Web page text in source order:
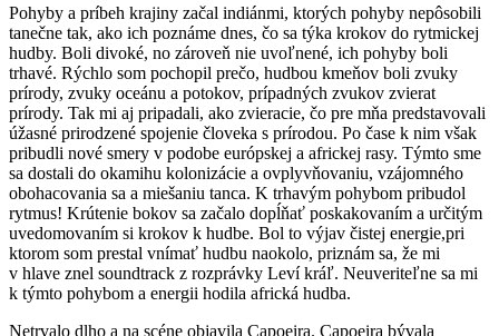
Pohyby a príbeh krajiny začal indiánmi, ktorých pohyby nepôsobili
tanečne tak, ako ich poznáme dnes, čo sa týka krokov do rytmickej
hudby. Boli divoké, no zároveň nie uvoľnené, ich pohyby boli
trhavé. Rýchlo som pochopil prečo, hudbou kmeňov boli zvuky
prírody, zvuky oceánu a potokov, prípadných zvukov zvierat
prírody. Tak mi aj pripadali, ako zvieracie, čo pre mňa predstavovali
úžasné prirodzené spojenie človeka s prírodou. Po čase k nim však
pribudli nové smery v podobe európskej a africkej rasy. Týmto sme
sa dostali do okamihu kolonizácie a ovplyvňovaniu, vzájomného
obohacovania sa a miešaniu tanca. K trhavým pohybom pribudol
rytmus! Krútenie bokov sa začalo dopĺňať poskakovaním a určitým
uvedomovaním si krokov k hudbe. Bol to výjav čistej energie,pri
ktorom som prestal vnímať hudbu naokolo, priznám sa, že mi
v hlave znel soundtrack z rozprávky Leví kráľ. Neuveriteľne sa mi
k týmto pohybom a energii hodila africká hudba.
Netrvalo dlho a na scéne objavila Capoeira. Capoeira bývala